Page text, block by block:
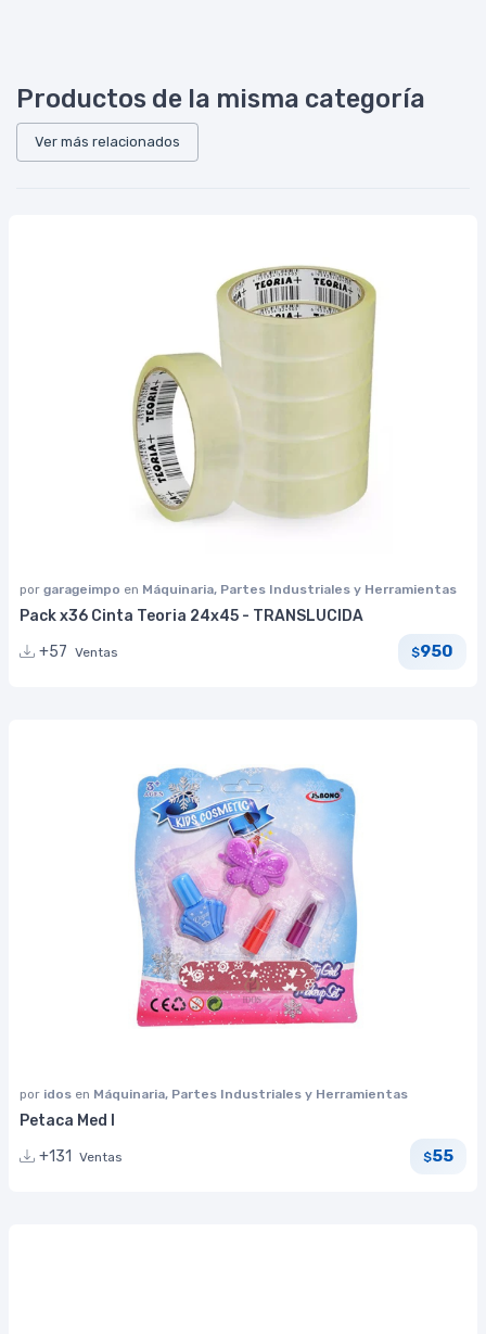
Productos de la misma categoría
Ver más relacionados
por garageimpo en Máquinaria, Partes Industriales y Herramientas
Pack x36 Cinta Teoria 24x45 - TRANSLUCIDA
+57 Ventas $950
por idos en Máquinaria, Partes Industriales y Herramientas
Petaca Med I
+131
Ventas $55